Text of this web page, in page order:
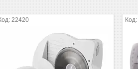
22420